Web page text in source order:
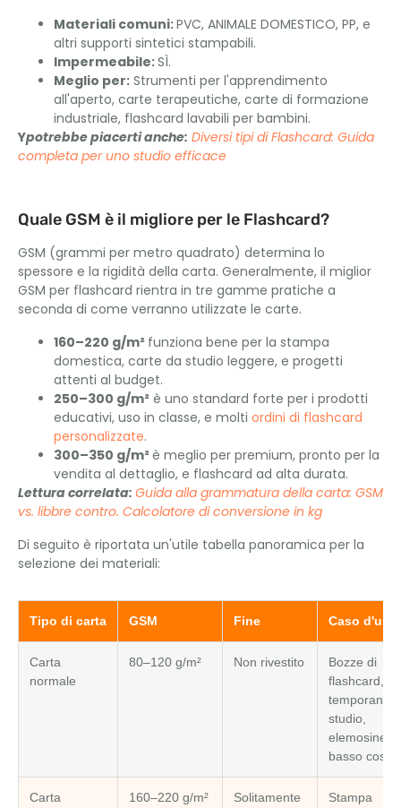
Materiali comuni:PVC, ANIMALE DOMESTICO, PP, e
altri supporti sintetici stampabili.
Impermeabile:SÌ.
Meglio per: Strumenti per l'apprendimento
all'aperto, carte terapeutiche, carte di formazione
industriale, flashcard lavabili per bambini.
Ypotrebbe piacerti anche: Diversi tipi di Flashcard: Guida
completa per uno studio efficace
Quale GSM è il migliore per le Flashcard?
GSM (grammi per metro quadrato) determina lo
spessore e la rigidità della carta. Generalmente, il miglior
GSM per flashcard rientra in tre gamme pratiche a
seconda di come verranno utilizzate le carte.
160–220 g/m² funziona bene per la stampa
domestica, carte da studio leggere, e progetti
attenti al budget.
250–300 g/m² è uno standard forte per i prodotti
educativi, uso in classe, e molti ordini di flashcard
personalizzate.
300–350 g/m²è meglio per premium, pronto per la
vendita al dettaglio, e flashcard ad alta durata.
Lettura correlata: Guida alla grammatura della carta: GSM
vs. libbre contro. Calcolatore di conversione in kg
Di seguito è riportata un'utile tabella panoramica per la
selezione dei materiali:
Tipo di carta GSM Fine Caso d'uso
Carta
normale
80–120 g/m² Non rivestito
Bozze di
flashcard,
temporaneo
studio,
elemosine a
basso costo
Carta
160–220 g/m²
Solitamente
Stampa